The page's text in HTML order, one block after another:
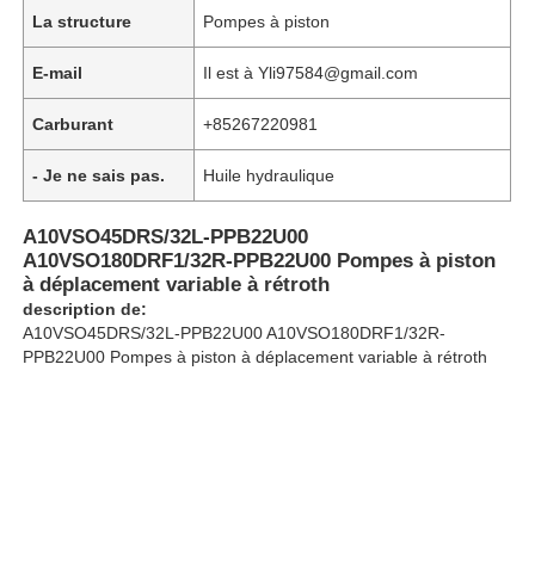
À la maison
Produits
Vidéos
La structure Pompes à piston
E-mail Il est à Yli97584@gmail.com
Carburant +85267220981
- Je ne sais pas. Huile hydraulique
A10VSO45DRS/32L-PPB22U00
A10VSO180DRF1/32R-PPB22U00 Pompes à piston
à déplacement variable à rétroth
description de:
A10VSO45DRS/32L-PPB22U00 A10VSO180DRF1/32R-
PPB22U00 Pompes à piston à déplacement variable à rétroth